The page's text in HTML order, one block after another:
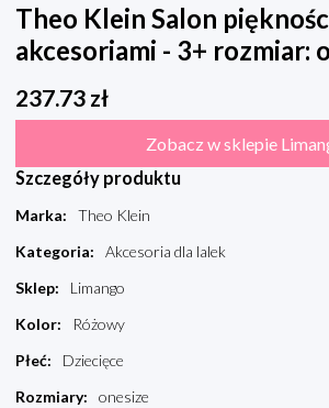
Theo Klein Salon
akcesoriami - 3+ rozmiar:
237.73 zł
Zobacz w sklepie
Szczegóły produktu
Marka:
Theo Klein
Kategoria:
Akcesoria dla lalek
Sklep:
Limango
Kolor:
Różowy
Płeć:
Dziecięce
Rozmiary: onesize